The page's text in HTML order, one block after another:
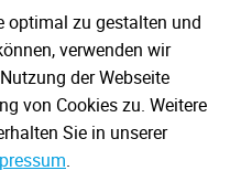
optimal zu gestalten und
verwenden wir
der Webseite
von Cookies zu. Weitere
Sie in unserer
.